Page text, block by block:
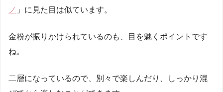
ノ 」に見た目は似ています。
金粉が振りかけられているのも、目を魅くポイントです
ね。
二層になっているので、別々で楽しんだり、しっかり混